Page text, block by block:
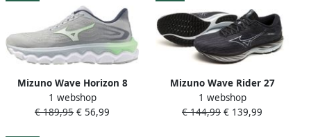
Mizuno Wave Horizon 8
Hardloopschoenen Dames
1 webshop
€ 189,95 € 56,99
Mizuno Wave Rider 27
Hardloopschoen Dames
Grijs
1 webshop
€ 144,99 € 139,99